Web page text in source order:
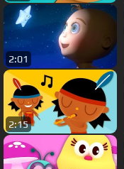
2:01
2:15